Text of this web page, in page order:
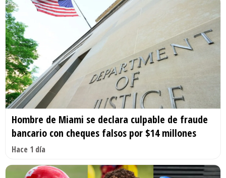
Hombre de Miami se declara culpable de fraude
bancario con cheques falsos por $14 millones
Hace 1 día